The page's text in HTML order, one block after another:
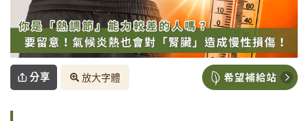
分享 放大字體